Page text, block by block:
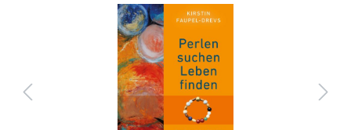
Bildergalerie überspringen